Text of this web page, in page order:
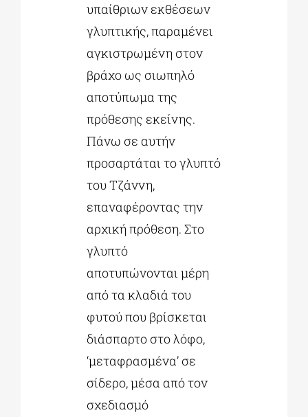
υπαίθριων εκθέσεων
γλυπτικής, παραμένει
αγκιστρωμένη στον
βράχο ως σιωπηλό
αποτύπωμα της
πρόθεσης εκείνης.
Πάνω σε αυτήν
προσαρτάται το γλυπτό
του Τζάννη,
επαναφέροντας την
αρχική πρόθεση. Στο
γλυπτό
αποτυπώνονται µέρη
από τα κλαδιά του
φυτού που βρίσκεται
διάσπαρτο στο λόφο,
‘µεταφρασµένα’ σε
σίδερο, µέσα από τον
σχεδιασµό